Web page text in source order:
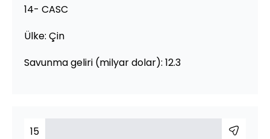
14- CASC
Ülke: Çin
Savunma geliri (milyar dolar): 12.3
15